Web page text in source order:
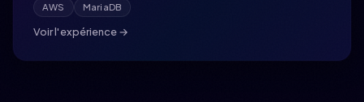
AWS
MariaDB
Voir l'expérience →